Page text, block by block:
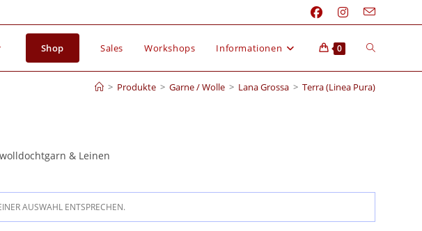
Shop Sales Workshops Informationen 0
> Produkte > Garne / Wolle > Lana Grossa > Terra (Linea Pura)
& Leinen
AUSWAHL ENTSPRECHEN.